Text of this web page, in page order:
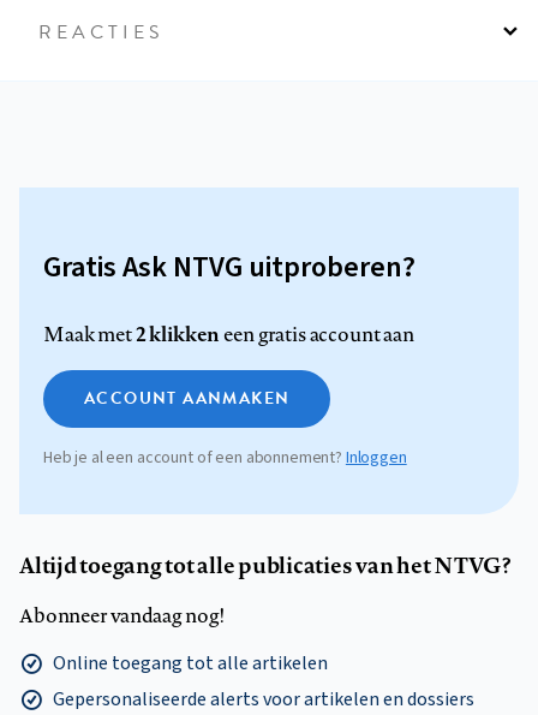
REACTIES
Gratis Ask NTVG uitproberen?
Maak met2 klikkeneen gratis account aan
ACCOUNT AANMAKEN
Heb je al een account of een abonnement?Inloggen
Altijd toegang tot alle publicaties van het NTVG?
Abonneer vandaag nog!
Online toegang tot alle artikelen
Gepersonaliseerde alerts voor artikelen en dossiers